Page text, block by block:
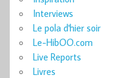
Interviews
Le pola d'hier soir
Le-HibOO.com
Live Reports
Livres